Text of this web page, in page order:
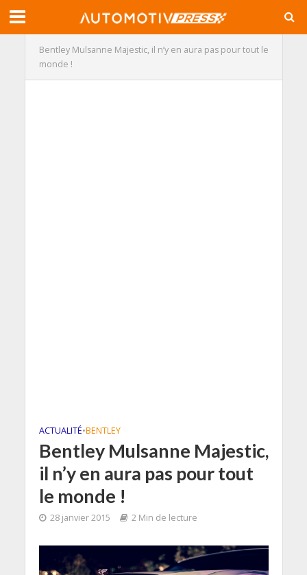
Bentley Mulsanne Majestic, il n’y en aura pas pour tout le
monde !
ACTUALITÉ•BENTLEY
Bentley Mulsanne Majestic,
il n’y en aura pas pour tout
le monde !
28 janvier 2015 2 Min de lecture